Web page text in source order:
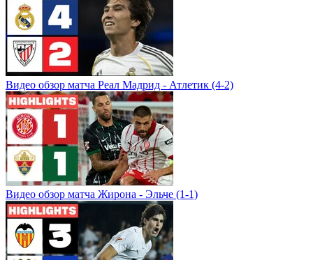
Видео обзор матча Реал Мадрид - Атлетик (4-2)
Видео обзор матча Жирона - Эльче (1-1)